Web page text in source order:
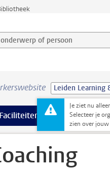
of persoon en selecteer
Leiden Learning
Je ziet nu
Selecteer je
zien over
ICT pagina’s
Faciliteiten meer Faciliteiten
Onderwijs